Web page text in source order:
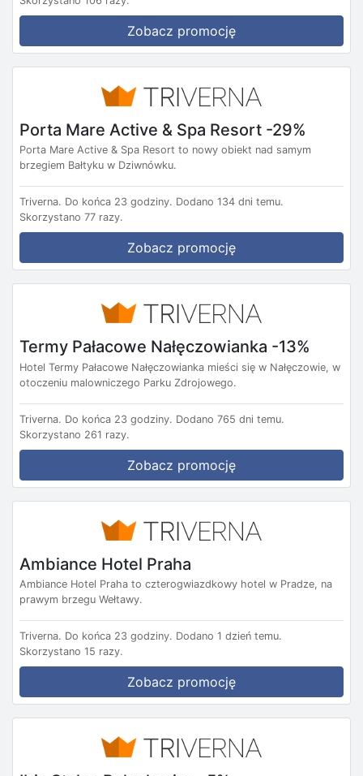
Zobacz promocję
Porta Mare Active & Spa Resort -29%
Porta Mare Active & Spa Resort to nowy obiekt nad samym
brzegiem Bałtyku w Dziwnówku.
Triverna. Do końca 23 godziny. Dodano 134 dni temu.
Skorzystano 77 razy.
Zobacz promocję
Termy Pałacowe Nałęczowianka -13%
Hotel Termy Pałacowe Nałęczowianka mieści się w Nałęczowie, w
otoczeniu malowniczego Parku Zdrojowego.
Triverna. Do końca 23 godziny. Dodano 765 dni temu.
Skorzystano 261 razy.
Zobacz promocję
Ambiance Hotel Praha
Ambiance Hotel Praha to czterogwiazdkowy hotel w Pradze, na
prawym brzegu Wełtawy.
Triverna. Do końca 23 godziny. Dodano 1 dzień temu.
Skorzystano 15 razy.
Zobacz promocję